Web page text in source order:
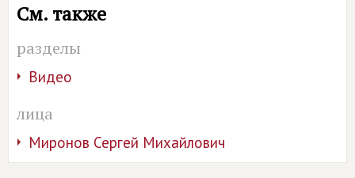
См. также
разделы
Видео
лица
Миронов Сергей Михайлович